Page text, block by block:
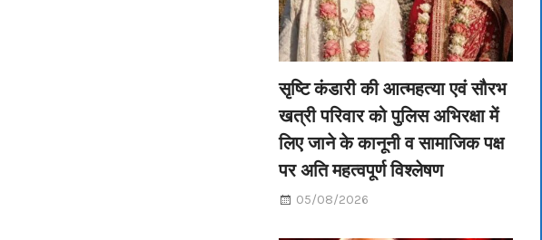
सृष्टि कंडारी की आत्महत्या एवं सौरभ
खत्री परिवार को पुलिस अभिरक्षा में
लिए जाने के कानूनी व सामाजिक पक्ष
पर अति महत्वपूर्ण विश्लेषण
05/08/2026